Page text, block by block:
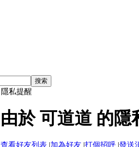
搜索
隱私提醒
由於 可道道 的
查看好友列表 |加為好友 |打個招呼 |發送